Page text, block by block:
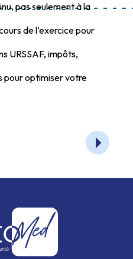
pas seulement à la
de l’exercice pour
URSSAF, impôts,
pour optimiser votre